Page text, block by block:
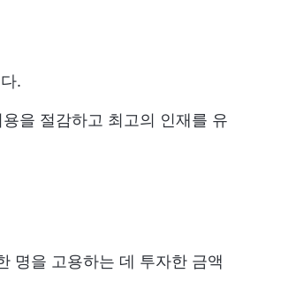
.
을 절감하고 최고의 인재를 유
명을 고용하는 데 투자한 금액